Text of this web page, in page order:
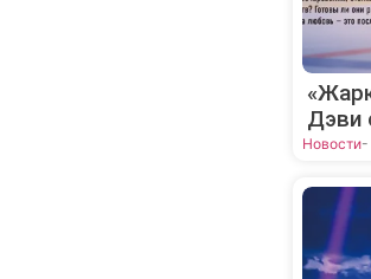
Дэви
Новости-